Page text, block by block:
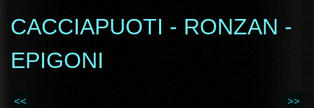
CACCIAPUOTI - RONZAN -
EPIGONI
<< >>